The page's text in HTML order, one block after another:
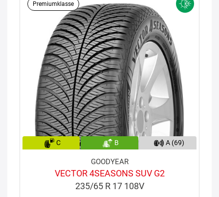
Premiumklasse
C B A (69)
GOODYEAR
VECTOR 4SEASONS SUV G2
235/65 R 17 108V